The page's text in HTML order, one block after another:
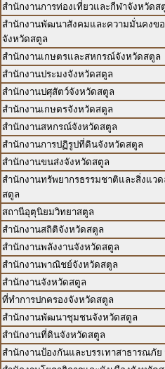
สำนักงานการท่องเที่ยวและกีฬาจังหวัดส
สำนักงานพัฒนาสังคมและความมั่นคงข
จังหวัดสตูล
สำนักงานเกษตรและสหกรณ์จังหวัดสตูล
สำนักงานประมงจังหวัดสตูล
สำนักงานปศุสัตว์จังหวัดสตูล
สำนักงานเกษตรจังหวัดสตูล
สำนักงานสหกรณ์จังหวัดสตูล
สำนักงานการปฏิรูปที่ดินจังหวัดสตูล
สำนักงานขนส่งจังหวัดสตูล
สำนักงานทรัพยากรธรรมชาติและสิ่งแว
สตูล
สถานีอุตุนิยมวิทยาสตูล
สำนักงานสถิติจังหวัดสตูล
สำนักงานพลังงานจังหวัดสตูล
สำนักงานพาณิชย์จังหวัดสตูล
สำนักงานจังหวัดสตูล
ที่ทำการปกครองจังหวัดสตูล
สำนักงานพัฒนาชุมชนจังหวัดสตูล
สำนักงานที่ดินจังหวัดสตูล
สำนักงานป้องกันและบรรเทาสาธารณภัย